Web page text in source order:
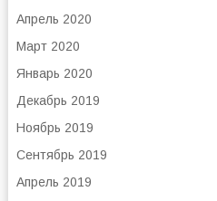
Апрель 2020
Март 2020
Январь 2020
Декабрь 2019
Ноябрь 2019
Сентябрь 2019
Апрель 2019